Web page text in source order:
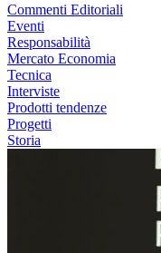
Commenti Editoriali
Eventi
Responsabilità
Mercato Economia
Tecnica
Interviste
Prodotti tendenze
Progetti
Storia